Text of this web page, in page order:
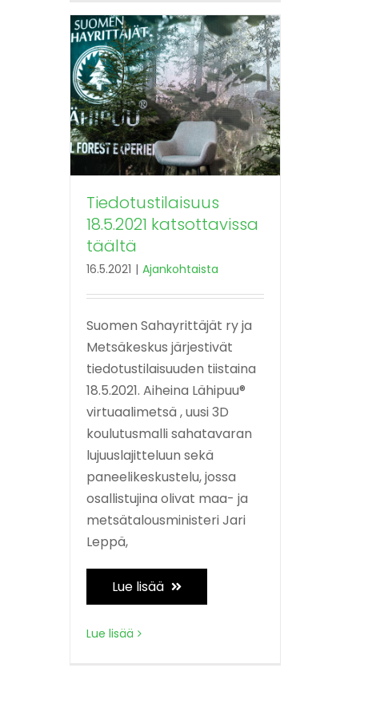
Tiedotustilaisuus
18.5.2021 katsottavissa
täältä
16.5.2021 | Ajankohtaista
Suomen Sahayrittäjät ry ja
Metsäkeskus järjestivät
tiedotustilaisuuden tiistaina
18.5.2021. Aiheina Lähipuu®
virtuaalimetsä , uusi 3D
koulutusmalli sahatavaran
lujuuslajitteluun sekä
paneelikeskustelu, jossa
osallistujina olivat maa- ja
metsätalousministeri Jari
Leppä,
Lue lisää
Lue lisää